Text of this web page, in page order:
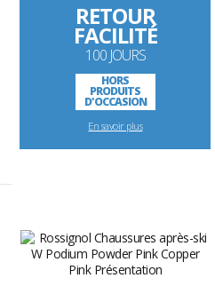
RETOUR
FACILITÉ
100 JOURS
HORS
PRODUITS
D'OCCASION
En savoir plus